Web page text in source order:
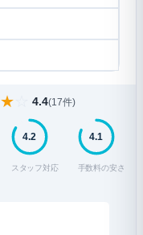
★ 4.4(17件)
4.2
スタッフ対応
4.1
手数料の安さ